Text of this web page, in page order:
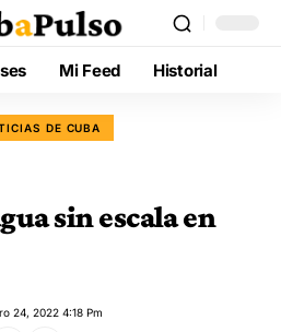
Mi Feed Historial
DE CUBA
sin escala en
24, 2022 4:18 Pm